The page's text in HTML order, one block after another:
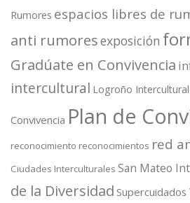
Rumores espacios libres de
anti rumoresexposición
Gradúate en Convivencia
intercultural Logroño Intercultural
Convivencia Plan de
reconocimiento reconocimientos red
Ciudades Interculturales San Mateo
de la Diversidad Supercuidados